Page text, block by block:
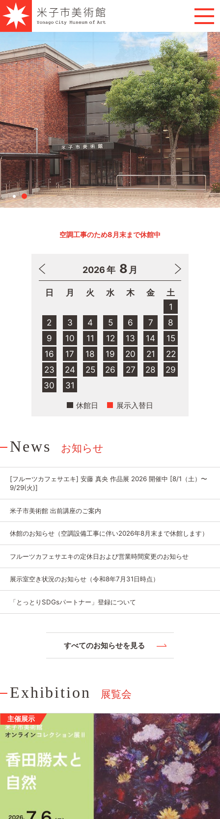
空調工事のため8月末まで休館中
2026 年 8 月
日 月 火 水 木 金
土
1
2
3 4 5 6 7
8
9
10 11 12 13 14
15
16
17 18 19 20 21
22
23
24 25 26 27 28
29
30
31
休館日 展示入替日
News お知らせ
[フルーツカフェサエキ] 安藤 真央 作品展 2026 開催中 [8/1（土）〜
9/29(火)]
米子市美術館 出前講座のご案内
休館のお知らせ（空調設備工事に伴い2026年8月末まで休館します）
フルーツカフェサエキの定休日および営業時間変更のお知らせ
展示室空き状況のお知らせ（令和8年7月31日時点）
「とっとりSDGsパートナー」登録について
すべてのお知らせを見る
Exhibition 展覧会
主催展示